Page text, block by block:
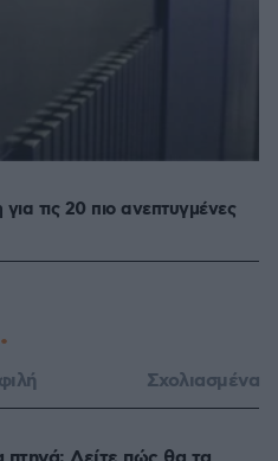
τις 20 πιο ανεπτυγμένες
Σχολιασμένα